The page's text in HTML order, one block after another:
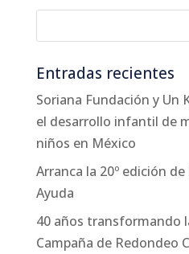
Entradas recientes
Soriana Fundación y Un
el desarrollo infantil de
niños en México
Arranca la 20º edición
Ayuda
40 años transformando
Campaña de Redondeo